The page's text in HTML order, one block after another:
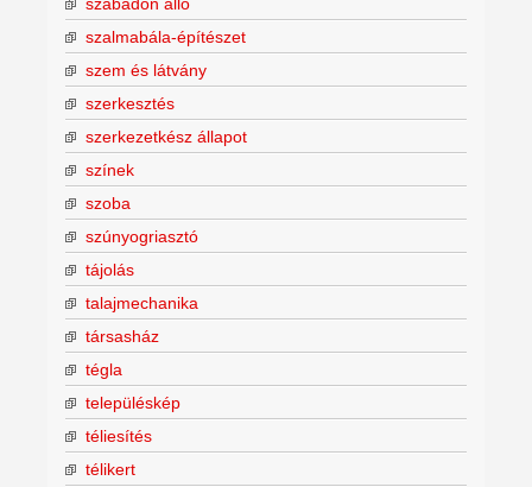
szabadon álló
szalmabála-építészet
szem és látvány
szerkesztés
szerkezetkész állapot
színek
szoba
szúnyogriasztó
tájolás
talajmechanika
társasház
tégla
településkép
téliesítés
télikert